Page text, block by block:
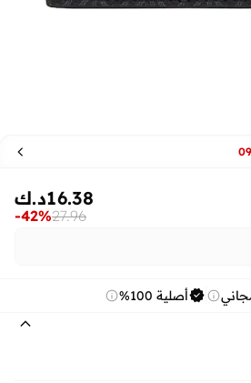
09
د.ك16.38
27.96
-42%
أصلية 100%